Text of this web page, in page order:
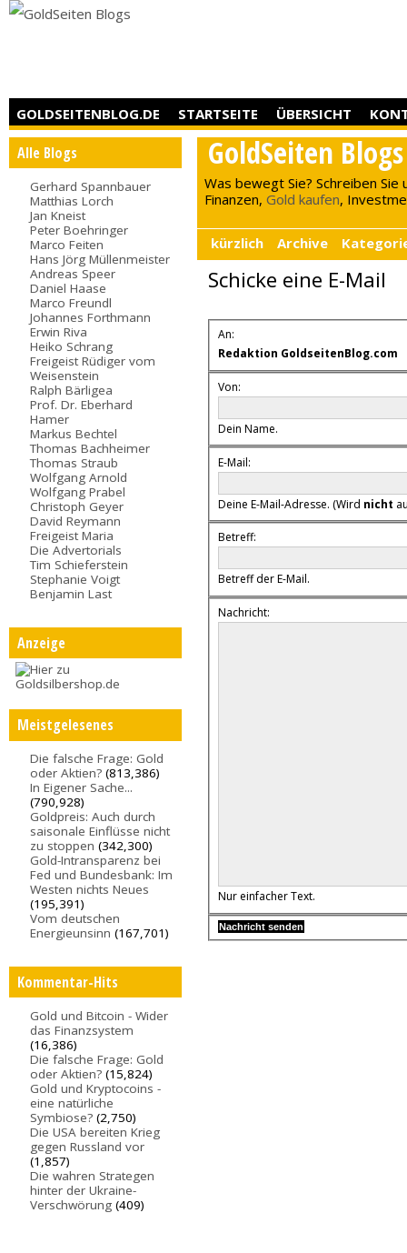
GOLDSEITENBLOG.DE STARTSEITE ÜBERSICHT
Alle Blogs
Gerhard Spannbauer
Matthias Lorch
Jan Kneist
Peter Boehringer
Marco Feiten
Hans Jörg Müllenmeister
Andreas Speer
Daniel Haase
Marco Freundl
Johannes Forthmann
Erwin Riva
Heiko Schrang
Freigeist Rüdiger vom
Weisenstein
Ralph Bärligea
Prof. Dr. Eberhard
Hamer
Markus Bechtel
Thomas Bachheimer
Thomas Straub
Wolfgang Arnold
Wolfgang Prabel
Christoph Geyer
David Reymann
Freigeist Maria
Die Advertorials
Tim Schieferstein
Stephanie Voigt
Benjamin Last
Anzeige
Meistgelesenes
Die falsche Frage: Gold
oder Aktien? (813,386)
In Eigener Sache...
(790,928)
Goldpreis: Auch durch
saisonale Einflüsse nicht
zu stoppen (342,300)
Gold-Intransparenz bei
Fed und Bundesbank: Im
Westen nichts Neues
(195,391)
Vom deutschen
Energieunsinn (167,701)
Kommentar-Hits
Gold und Bitcoin - Wider
das Finanzsystem
(16,386)
Die falsche Frage: Gold
oder Aktien? (15,824)
Gold und Kryptocoins -
eine natürliche
Symbiose? (2,750)
Die USA bereiten Krieg
gegen Russland vor
(1,857)
Die wahren Strategen
hinter der Ukraine-
Verschwörung (409)
GoldSeiten Blogs
Was bewegt Sie? Schreiben Sie
Finanzen,Gold kaufen,
kürzlich Archive
Schicke eine E-Mail
An:
Redaktion GoldseitenBlog.com
Von:
Dein Name.
E-Mail:
Deine E-Mail-Adresse. (Wird nicht
Betreff:
Betreff der E-Mail.
Nachricht:
Nur einfacher Text.